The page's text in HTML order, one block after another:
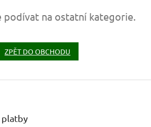
podívat na ostatní kategorie.
ZPĚT DO OBCHODU
platby